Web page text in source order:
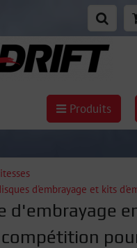
Produits
d'embrayage et kits
d'embrayage